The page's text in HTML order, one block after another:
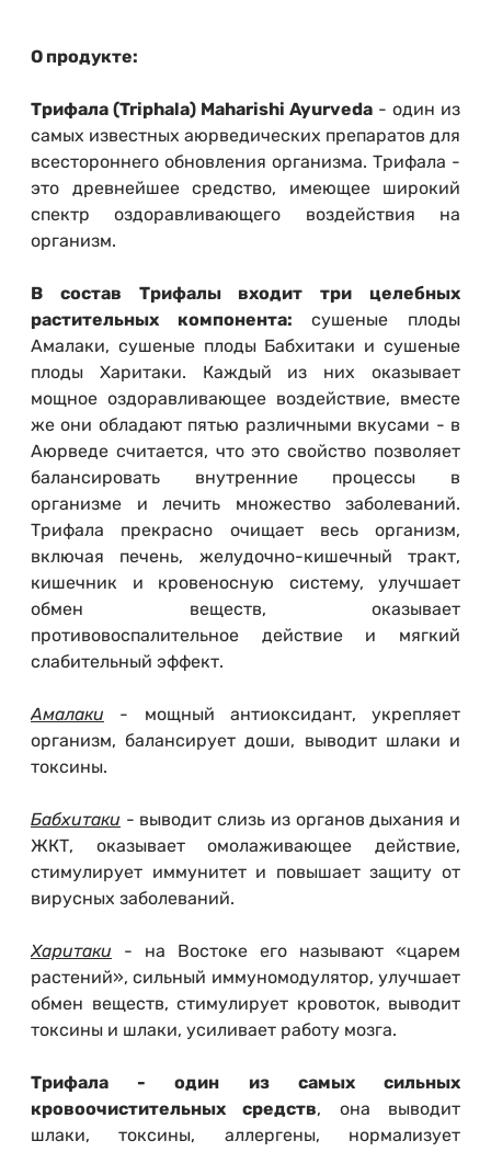
О продукте:
Трифала (Triphala) Maharishi Ayurveda - один из
самых известных аюрведических препаратов для
всестороннего обновления организма. Трифала -
это древнейшее средство, имеющее широкий
спектр оздоравливающего воздействия на
организм.
В состав Трифалы входит три целебных
растительных компонента: сушеные плоды
Амалаки, сушеные плоды Бабхитаки и сушеные
плоды Харитаки. Каждый из них оказывает
мощное оздоравливающее воздействие, вместе
же они обладают пятью различными вкусами - в
Аюрведе считается, что это свойство позволяет
балансировать внутренние процессы в
организме и лечить множество заболеваний.
Трифала прекрасно очищает весь организм,
включая печень, желудочно-кишечный тракт,
кишечник и кровеносную систему, улучшает
обмен веществ, оказывает
противовоспалительное действие и мягкий
слабительный эффект.
Амалаки - мощный антиоксидант, укрепляет
организм, балансирует доши, выводит шлаки и
токсины.
Бабхитаки - выводит слизь из органов дыхания и
ЖКТ, оказывает омолаживающее действие,
стимулирует иммунитет и повышает защиту от
вирусных заболеваний.
Харитаки - на Востоке его называют «царем
растений», сильный иммуномодулятор, улучшает
обмен веществ, стимулирует кровоток, выводит
токсины и шлаки, усиливает работу мозга.
Трифала - один из самых сильных
кровоочистительных средств, она выводит
шлаки, токсины, аллергены, нормализует